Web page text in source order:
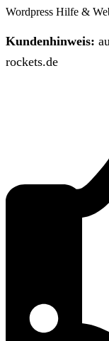
Wordpress Hilfe &
Kundenhinweis:
rockets.de